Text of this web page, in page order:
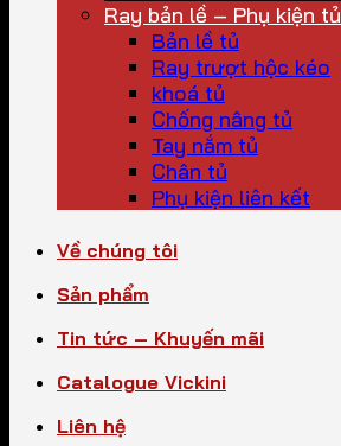
Ray bản lề – Phụ kiện tủ
Bản lề tủ
Ray trượt hộc kéo
khoá tủ
Chống nâng tủ
Tay nắm tủ
Chân tủ
Phụ kiện liên kết
Về chúng tôi
Sản phẩm
Tin tức – Khuyến mãi
Catalogue Vickini
Liên hệ